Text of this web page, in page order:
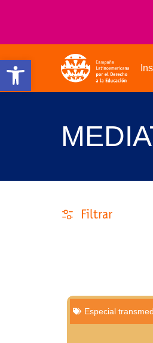
Open toolbar
Filtrar
Especial